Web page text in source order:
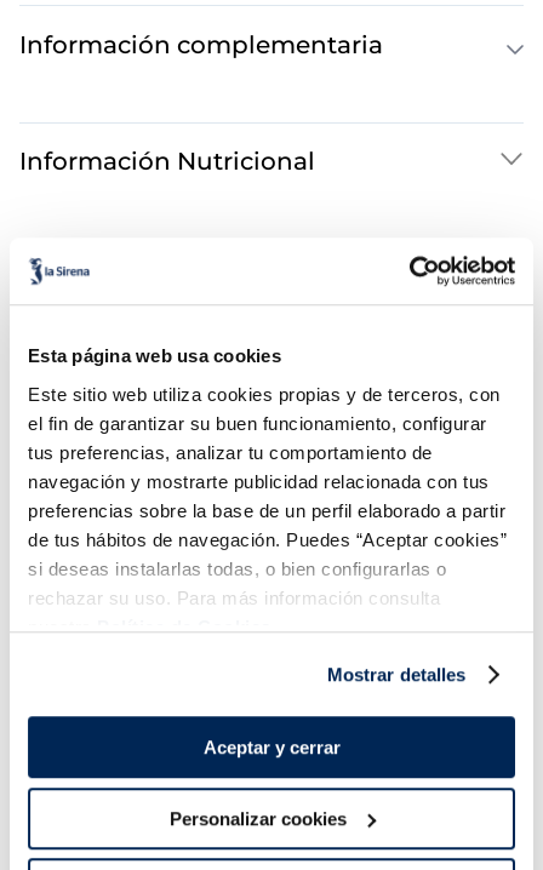
Esta página web usa cookies
Este sitio web utiliza cookies propias y de terceros, con
el fin de garantizar su buen funcionamiento, configurar
tus preferencias, analizar tu comportamiento de
navegación y mostrarte publicidad relacionada con tus
preferencias sobre la base de un perfil elaborado a partir
de tus hábitos de navegación. Puedes “Aceptar cookies”
si deseas instalarlas todas, o bien configurarlas o
rechazar su uso. Para más información consulta
nuestraPolítica de Cookies.
Mostrar detalles
Aceptar y cerrar
Personalizar cookies
Información complementaria
Información Nutricional
¡Combínalo y hazte un menú de 10!
Gamba pelada mediana
Bolsa 360g
Añadir
Bogavante
12,99 €
protector
Añadir